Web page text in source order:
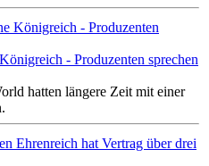
- Produzenten sprechen
hatten längere Zeit mit einer